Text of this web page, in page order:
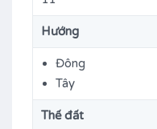
Hướng
Đông
Tây
Thế đất